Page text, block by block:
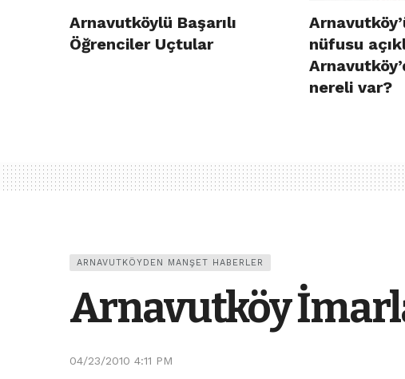
Arnavutköylü Başarılı
Öğrenciler Uçtular
nüfusu
nereli var?
ARNAVUTKÖYDEN MANŞET HABERLER
Arnavutköy
04/23/2010 4:11 PM